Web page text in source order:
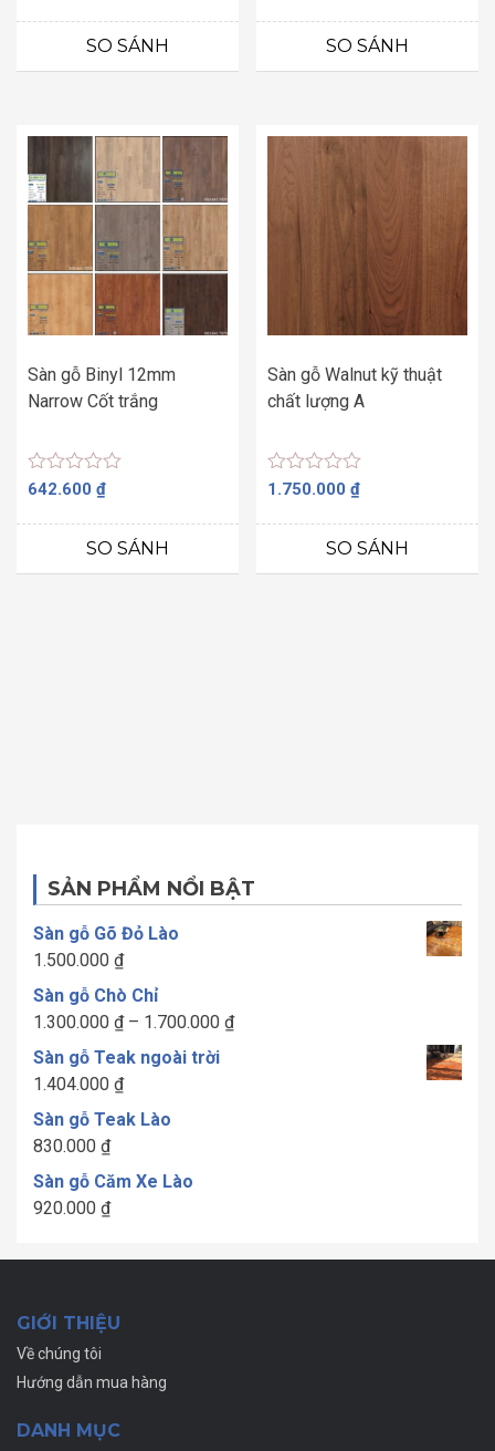
hạng
sao
SO SÁNH
hạng
sao
SO SÁNH
Sàn gỗ Binyl 12mm
Narrow Cốt trắng
Được
hạng
sao
642.600 ₫
SO SÁNH
Sàn gỗ Walnut kỹ thuật
chất lượng A
Được
hạng
sao
1.750.000₫
SO SÁNH
SẢN PHẨM NỔI BẬT
Sàn gỗ Gõ Đỏ Lào
1.500.000 ₫
Sàn gỗ Chò Chỉ
1.300.000 ₫ – 1.700.000 ₫Khoảng
Sàn gỗ Teak ngoài trời
1.404.000 ₫
Sàn gỗ Teak Lào
830.000 ₫
Sàn gỗ Căm Xe Lào
920.000 ₫
GIỚI THIỆU
Về chúng tôi
Hướng dẫn mua hàng
DANH MỤC